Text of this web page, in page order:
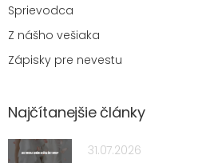
Sprievodca
Z nášho vešiaka
Zápisky pre nevestu
Najčítanejšie články
31.07.2026